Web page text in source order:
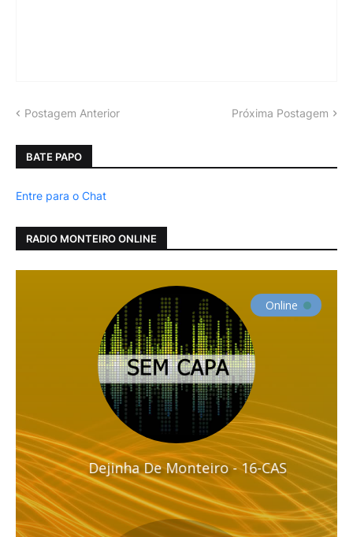
Postagem Anterior Próxima Postagem
BATE PAPO
Entre para o Chat
RADIO MONTEIRO ONLINE